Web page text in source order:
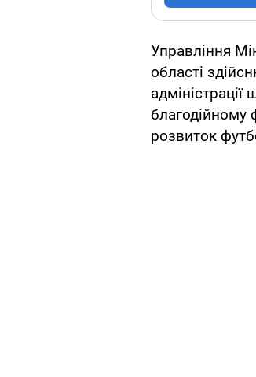
Управління
області
благодійному
розвиток